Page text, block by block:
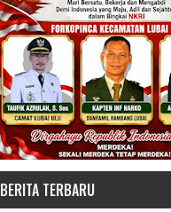
BERITA TERBARU